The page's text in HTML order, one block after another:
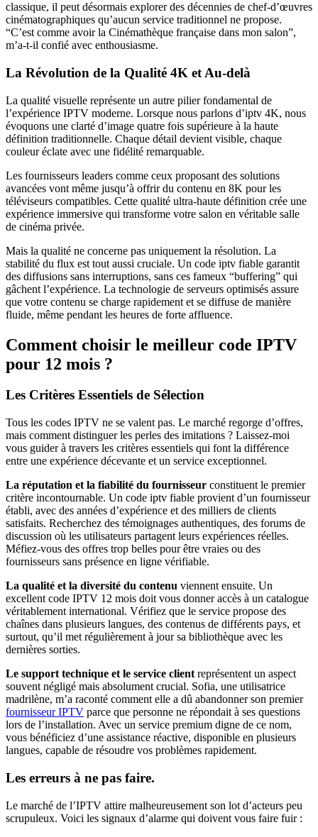
classique, il peut désormais explorer des décennies de chef-d’œuvres
cinématographiques qu’aucun service traditionnel ne propose.
“C’est comme avoir la Cinémathèque française dans mon salon”,
m’a-t-il confié avec enthousiasme.
La Révolution de la Qualité 4K et Au-delà
La qualité visuelle représente un autre pilier fondamental de
l’expérience IPTV moderne. Lorsque nous parlons d’iptv 4K, nous
évoquons une clarté d’image quatre fois supérieure à la haute
définition traditionnelle. Chaque détail devient visible, chaque
couleur éclate avec une fidélité remarquable.
Les fournisseurs leaders comme ceux proposant des solutions
avancées vont même jusqu’à offrir du contenu en 8K pour les
téléviseurs compatibles. Cette qualité ultra-haute définition crée une
expérience immersive qui transforme votre salon en véritable salle
de cinéma privée.
Mais la qualité ne concerne pas uniquement la résolution. La
stabilité du flux est tout aussi cruciale. Un code iptv fiable garantit
des diffusions sans interruptions, sans ces fameux “buffering” qui
gâchent l’expérience. La technologie de serveurs optimisés assure
que votre contenu se charge rapidement et se diffuse de manière
fluide, même pendant les heures de forte affluence.
Comment choisir le meilleur code IPTV
pour 12 mois ?
Les Critères Essentiels de Sélection
Tous les codes IPTV ne se valent pas. Le marché regorge d’offres,
mais comment distinguer les perles des imitations ? Laissez-moi
vous guider à travers les critères essentiels qui font la différence
entre une expérience décevante et un service exceptionnel.
La réputation et la fiabilité du fournisseur constituent le premier
critère incontournable. Un code iptv fiable provient d’un fournisseur
établi, avec des années d’expérience et des milliers de clients
satisfaits. Recherchez des témoignages authentiques, des forums de
discussion où les utilisateurs partagent leurs expériences réelles.
Méfiez-vous des offres trop belles pour être vraies ou des
fournisseurs sans présence en ligne vérifiable.
La qualité et la diversité du contenu viennent ensuite. Un
excellent code IPTV 12 mois doit vous donner accès à un catalogue
véritablement international. Vérifiez que le service propose des
chaînes dans plusieurs langues, des contenus de différents pays, et
surtout, qu’il met régulièrement à jour sa bibliothèque avec les
dernières sorties.
Le support technique et le service client représentent un aspect
souvent négligé mais absolument crucial. Sofia, une utilisatrice
madrilène, m’a raconté comment elle a dû abandonner son premier
fournisseur IPTV parce que personne ne répondait à ses questions
lors de l’installation. Avec un service premium digne de ce nom,
vous bénéficiez d’une assistance réactive, disponible en plusieurs
langues, capable de résoudre vos problèmes rapidement.
Les erreurs à ne pas faire.
Le marché de l’IPTV attire malheureusement son lot d’acteurs peu
scrupuleux. Voici les signaux d’alarme qui doivent vous faire fuir :